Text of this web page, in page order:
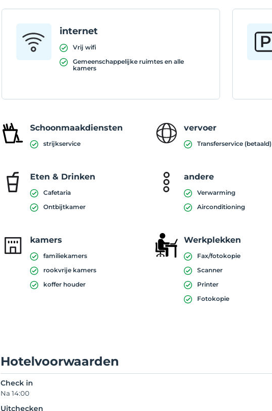
internet
Vrij wifi
Gemeenschappelijke ruimtes en alle
kamers
Schoonmaakdiensten
strijkservice
vervoer
Transferservice (betaald)
Eten & Drinken
Cafetaria
Ontbijtkamer
andere
Verwarming
Airconditioning
kamers
familiekamers
rookvrije kamers
koffer houder
Werkplekken
Fax/fotokopie
Scanner
Printer
Fotokopie
Hotelvoorwaarden
Check in
Na 14:00
Uitchecken